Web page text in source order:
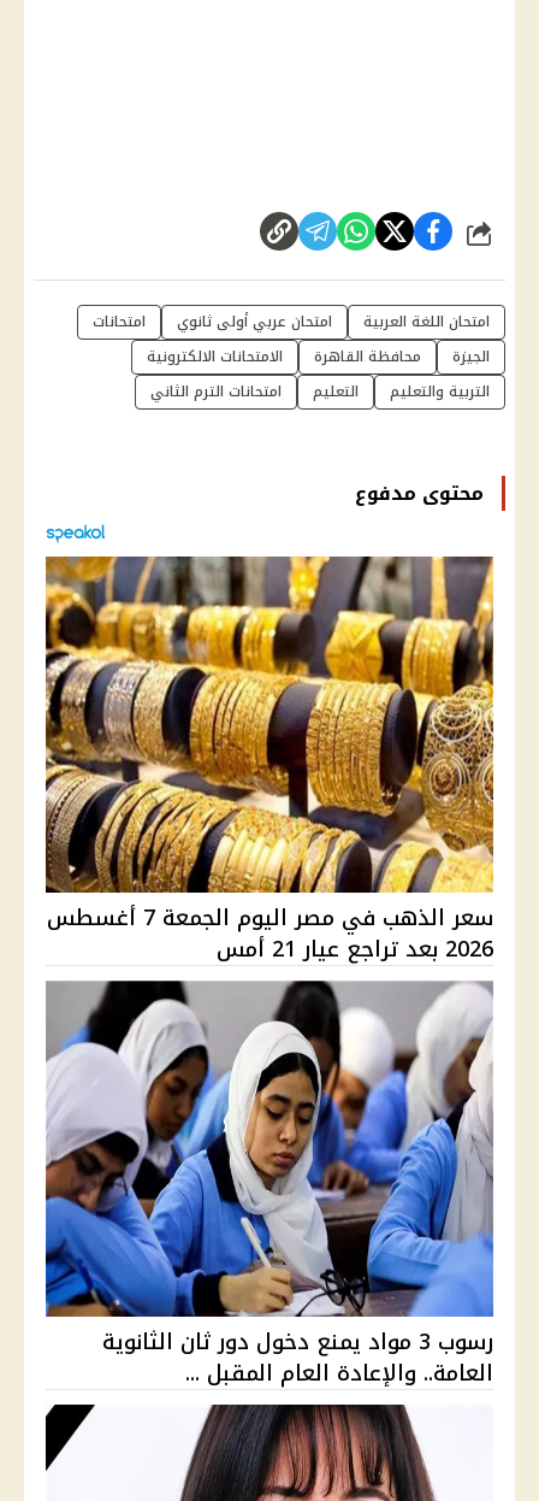
شارك
امتحان اللغة العربية امتحان عربي أولى ثانوي
امتحانات
الجيزة
محافظة القاهرة
الامتحانات الالكترونية
التربية والتعليم
التعليم امتحانات الترم الثاني
محتوى مدفوع
سعر الذهب في مصر اليوم الجمعة 7 أغسطس
2026 بعد تراجع عيار 21 أمس
رسوب 3 مواد يمنع دخول دور ثان الثانوية
العامة.. والإعادة العام المقبل ...